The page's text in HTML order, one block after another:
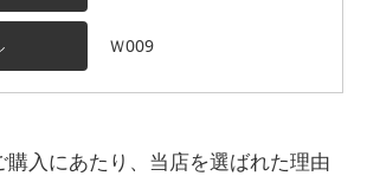
Ｗ009
購入にあたり、当店を選ばれた理由